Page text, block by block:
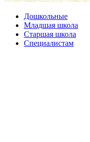
Дошкольные
Младшая школа
Старшая школа
Специалистам